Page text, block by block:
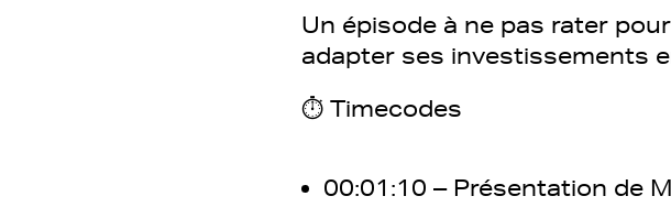
Un épisode à ne pas rater
adapter ses investissements
⏱ Timecodes
00:01:10 – Présentation de